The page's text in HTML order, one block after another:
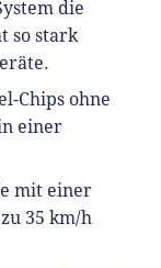
die
so stark
Chips ohne
einer
mit einer
35 km/h